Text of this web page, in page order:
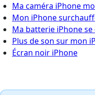
Ma caméra iPhone
Mon iPhone
Ma batterie iPhone
Plus de son sur mon
Écran noir iPhone